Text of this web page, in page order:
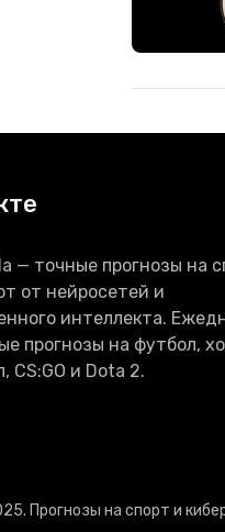
— точные прогнозы на
от нейросетей и
интеллекта.
прогнозы на футбол,
CS:GO и Dota 2.
Прогнозы на спорт и